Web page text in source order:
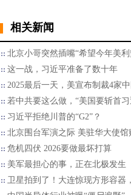
相关新闻
北京小哥突然插嘴“希望今年美
这一战，习近平准备了数十年
2025最后一天，美宣布制裁4家
若中共要这么做，“美国要斩首
习近平拒绝川普的“G2”？
北京围台军演之际 美驻华大使
危机四伏 2026要做最坏打算
美军最担心的事，正在北极发生
卫星拍到了！大连惊现方形容器